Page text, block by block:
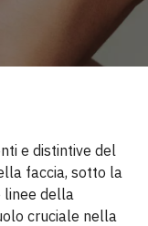
e distintive del
faccia, sotto la
linee della
cruciale nella